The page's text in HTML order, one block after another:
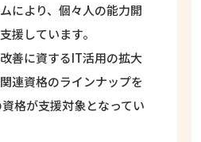
により、個々人の能力開
援しています。
善に資するIT活用の拡大
連資格のラインナップを
格が支援対象となってい